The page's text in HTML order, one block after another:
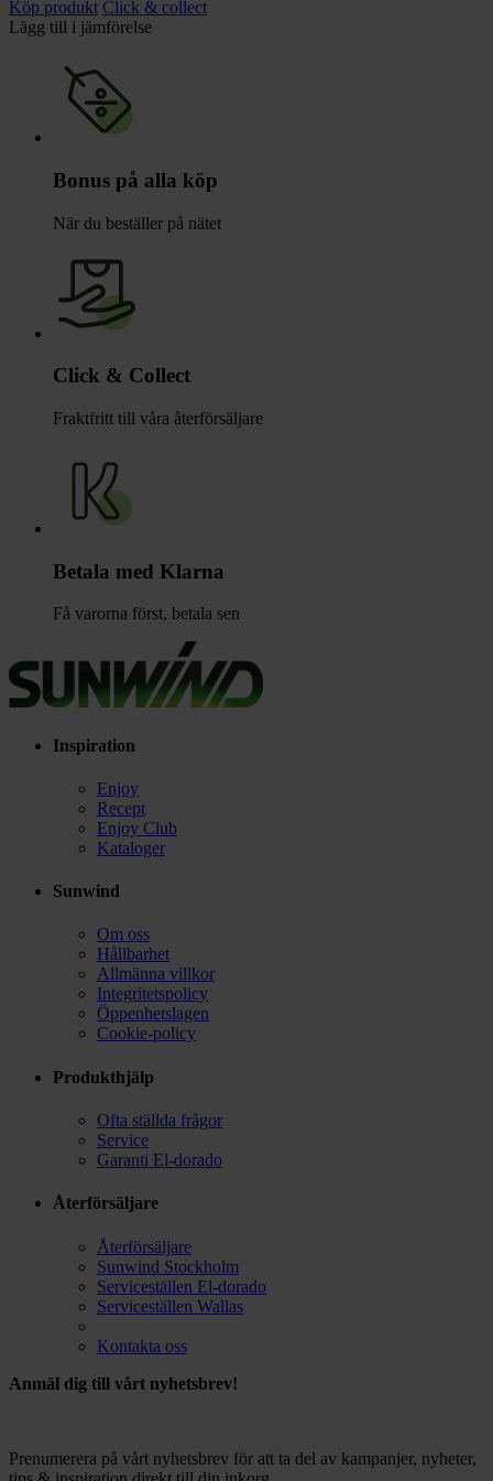
Köp produkt Click & collect
Lägg till i jämförelse
Bonus på alla köp
När du beställer på nätet
Click & Collect
Fraktfritt till våra återförsäljare
Betala med Klarna
Få varorna först, betala sen
Inspiration
Enjoy
Recept
Enjoy Club
Kataloger
Sunwind
Om oss
Hållbarhet
Allmänna villkor
Integritetspolicy
Öppenhetslagen
Cookie-policy
Produkthjälp
Ofta ställda frågor
Service
Garanti El-dorado
Återförsäljare
Återförsäljare
Sunwind Stockholm
Serviceställen El-dorado
Serviceställen Wallas
Kontakta oss
Anmäl dig till vårt nyhetsbrev!
Prenumerera på vårt nyhetsbrev för att ta del av kampanjer, nyheter,